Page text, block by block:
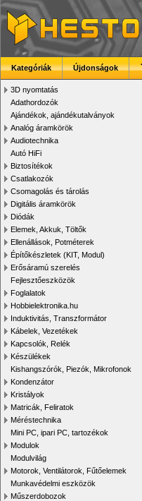
Kategóriák Újdonságok
3D nyomtatás
Adathordozók
Ajándékok, ajándékutalványok
Analóg áramkörök
Audiotechnika
Autó HiFi
Biztosítékok
Csatlakozók
Csomagolás és tárolás
Digitális áramkörök
Diódák
Elemek, Akkuk, Töltők
Ellenállások, Potméterek
Építőkészletek (KIT, Modul)
Erősáramú szerelés
Fejlesztőeszközök
Foglalatok
Hobbielektronika.hu
Induktivitás, Transzformátor
Kábelek, Vezetékek
Kapcsolók, Relék
Készülékek
Kishangszórók, Piezók, Mikrofonok
Kondenzátor
Kristályok
Matricák, Feliratok
Méréstechnika
Mini PC, ipari PC, tartozékok
Modulok
Modulvilág
Motorok, Ventilátorok, Fűtőelemek
Munkavédelmi eszközök
Műszerdobozok